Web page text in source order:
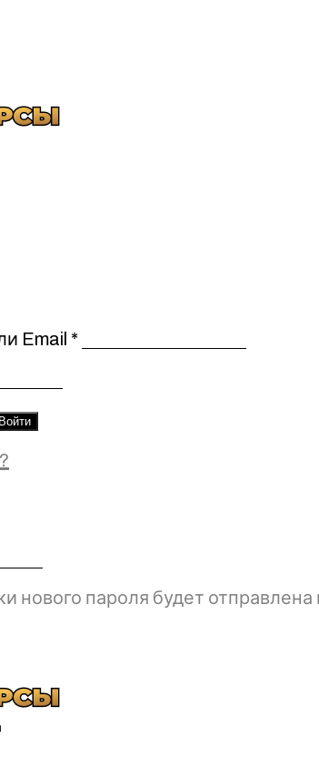
Email *Обязательно
Войти
нового пароля будет